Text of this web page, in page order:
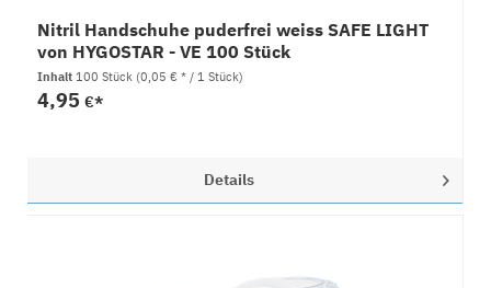
Nitril Handschuhe puderfrei weiss SAFE LIGHT
von HYGOSTAR - VE 100 Stück
Inhalt100 Stück (0,05 € * / 1 Stück)
4,95€*
Details